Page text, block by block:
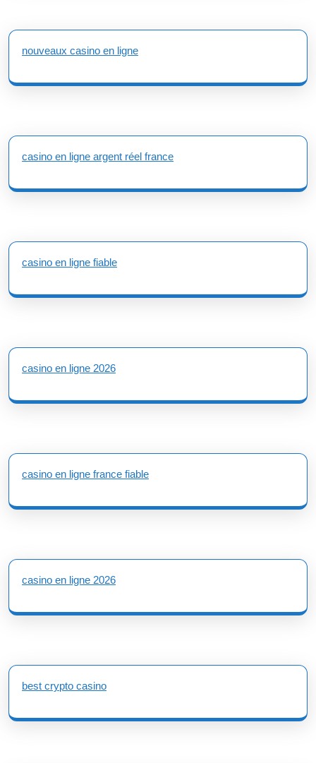
nouveaux casino en ligne
casino en ligne argent réel france
casino en ligne fiable
casino en ligne 2026
casino en ligne france fiable
casino en ligne 2026
best crypto casino